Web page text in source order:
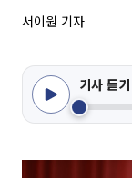
서이원 기자
기사 듣기